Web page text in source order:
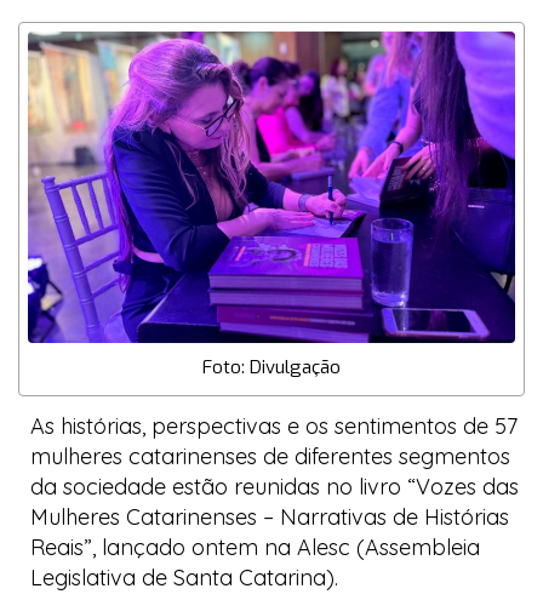
Foto: Divulgação
As histórias, perspectivas e os sentimentos de 57
mulheres catarinenses de diferentes segmentos
da sociedade estão reunidas no livro “Vozes das
Mulheres Catarinenses – Narrativas de Histórias
Reais”, lançado ontem na Alesc (Assembleia
Legislativa de Santa Catarina).